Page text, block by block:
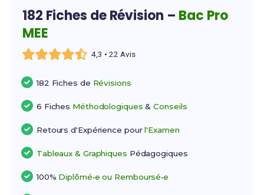
182 Fiches de Révision – Bac Pro
MEE
4,3 • 22 Avis
182 Fiches de Révisions
6 Fiches Méthodologiques &Conseils
Retours d'Expérience pourl'Examen
Tableaux & Graphiques Pédagogiques
100% Diplômé•e ou Remboursé•e